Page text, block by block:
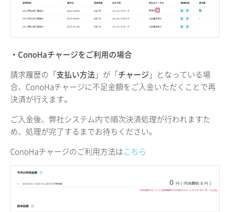
・ConoHaチャージをご利用の場合
請求履歴の「支払い方法」が「チャージ 」となっている場
合、ConoHaチャージに不足金額をご入金いただくことで再
決済が行えます。
ご入金後、弊社システム内で順次決済処理が行われますた
め、処理が完了するまでお待ちください。
ConoHaチャージのご利用方法はこちら